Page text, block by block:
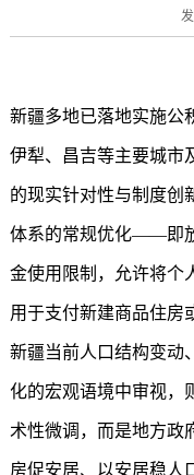
新疆多地已落地实施公
伊犁、昌吉等主要城市
的现实针对性与制度创
体系的常规优化——即
金使用限制，允许将个
用于支付新建商品住房
新疆当前人口结构变动
化的宏观语境中审视，
术性微调，而是地方政
房促安居、以安居稳人